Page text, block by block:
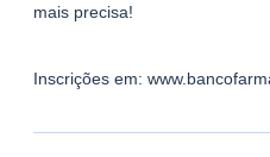
mais precisa!
Inscrições em: